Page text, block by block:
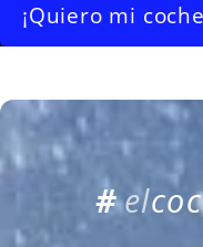
¡Quiero mi
#elcoc